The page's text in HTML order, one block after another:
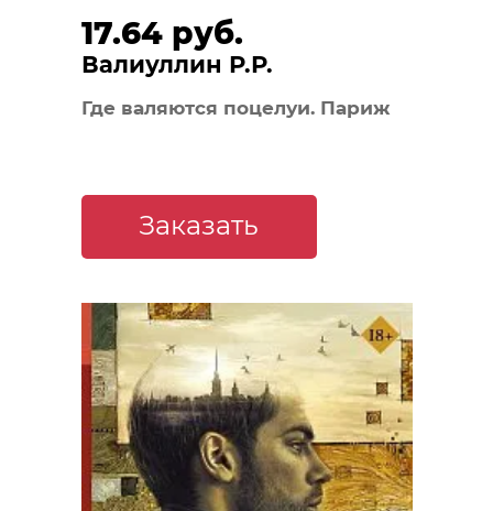
17.64 руб.
Валиуллин Р.Р.
Где валяются поцелуи. Париж
Заказать